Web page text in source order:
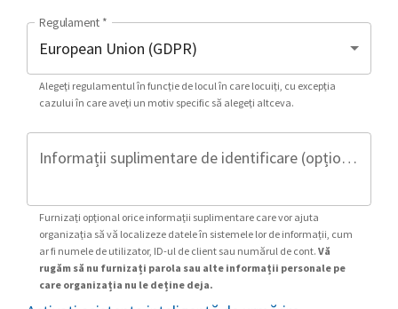
Regulament *
Alegeți regulamentul în funcție de locul în care locuiți, cu excepția
cazului în care aveți un motiv specific să alegeți altceva.
Informații suplimentare de identificare (opțional)
Furnizați opțional orice informații suplimentare care vor ajuta
organizația să vă localizeze datele în sistemele lor de informații, cum
ar fi numele de utilizator, ID-ul de client sau numărul de cont. Vă
rugăm să nu furnizați parola sau alte informații personale pe
care organizația nu le deține deja.